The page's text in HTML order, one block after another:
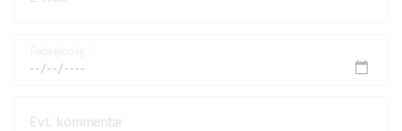
Evt. kommentar